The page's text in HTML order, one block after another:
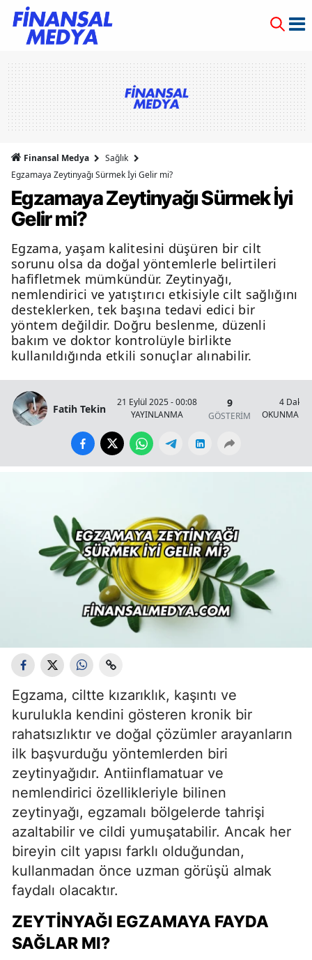
Finansal Medya
Sağlık
Egzamaya Zeytinyağı Sürmek İyi Gelir mi?
Egzamaya Zeytinyağı Sürmek İyi
Gelir mi?
Egzama, yaşam kalitesini düşüren bir cilt
sorunu olsa da doğal yöntemlerle belirtileri
hafifletmek mümkündür. Zeytinyağı,
nemlendirici ve yatıştırıcı etkisiyle cilt sağlığını
desteklerken, tek başına tedavi edici bir
yöntem değildir. Doğru beslenme, düzenli
bakım ve doktor kontrolüyle birlikte
kullanıldığında etkili sonuçlar alınabilir.
Fatih Tekin
21 Eylül 2025 - 00:08
YAYINLANMA
9
GÖSTERİM
4 Dakika
OKUNMA
Egzama, ciltte kızarıklık, kaşıntı ve
kurulukla kendini gösteren kronik bir
rahatsızlıktır ve doğal çözümler arayanların
ilk başvurduğu yöntemlerden biri
zeytinyağıdır. Antiinflamatuar ve
nemlendirici özellikleriyle bilinen
zeytinyağı, egzamalı bölgelerde tahrişi
azaltabilir ve cildi yumuşatabilir. Ancak her
bireyin cilt yapısı farklı olduğundan,
kullanmadan önce uzman görüşü almak
faydalı olacaktır.
ZEYTINYAĞI EGZAMAYA FAYDA
SAĞLAR MI?